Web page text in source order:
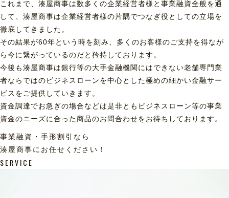
これまで、湊屋商事は数多くの企業経営者様と事業融資全般を通
して、湊屋商事は企業経営者様の片隅でつなぎ役としての立場を
徹底してきました。
その結果が60年という時を刻み、多くのお客様のご支持を得なが
ら今に繋がっているのだと矜持しております。
今後も湊屋商事は銀行等の大手金融機関にはできない老舗専門業
者ならではのビジネスローンを中心とした極めの細かい金融サー
ビスをご提供していきます。
資金調達でお急ぎの場合などは是非ともビジネスローン等の事業
資金のニーズに合った商品のお問合わせをお待ちしております。
事業融資・手形割引なら
湊屋商事にお任せください！
SERVICE